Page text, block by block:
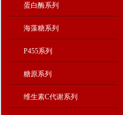
蛋白酶系列
海藻糖系列
P455系列
糖原系列
维生素C代谢系列